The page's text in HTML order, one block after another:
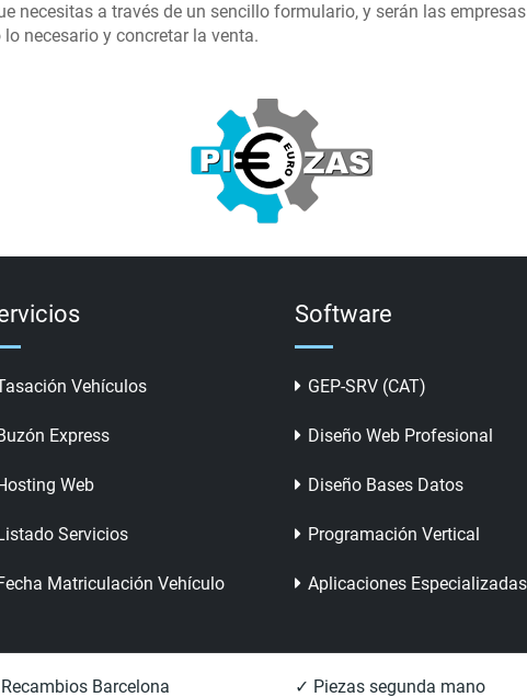
necesitas a través de un sencillo formulario, y serán las
necesario y concretar la venta.
Vehículos
Express
Web
Servicios
Matriculación Vehículo
Software
GEP-SRV (CAT)
Diseño Web Profesional
Diseño Bases Datos
Programación Vertical
Aplicaciones Especializadas
Barcelona ✓ Piezas segunda mano